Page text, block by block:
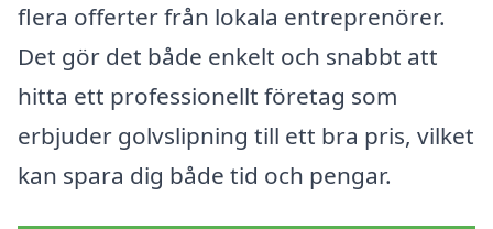
flera offerter från lokala entreprenörer.
Det gör det både enkelt och snabbt att
hitta ett professionellt företag som
erbjuder golvslipning till ett bra pris, vilket
kan spara dig både tid och pengar.